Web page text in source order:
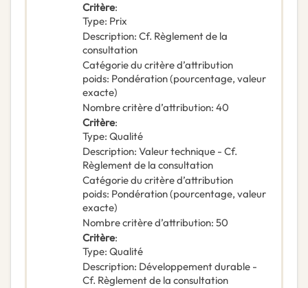
Critère:
Type: Prix
Description: Cf. Règlement de la
consultation
Catégorie du critère d’attribution
poids: Pondération (pourcentage, valeur
exacte)
Nombre critère d’attribution: 40
Critère:
Type: Qualité
Description: Valeur technique - Cf.
Règlement de la consultation
Catégorie du critère d’attribution
poids: Pondération (pourcentage, valeur
exacte)
Nombre critère d’attribution: 50
Critère:
Type: Qualité
Description: Développement durable -
Cf. Règlement de la consultation